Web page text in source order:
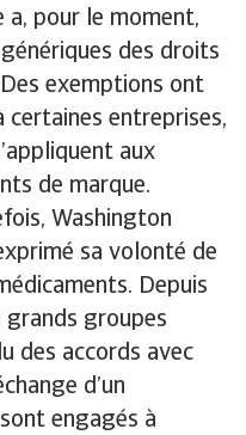
a, pour le moment,
des droits
exemptions ont
certaines entreprises,
aux
de marque.
Washington
sa volonté de
Depuis
groupes
des accords avec
d’un
engagés à